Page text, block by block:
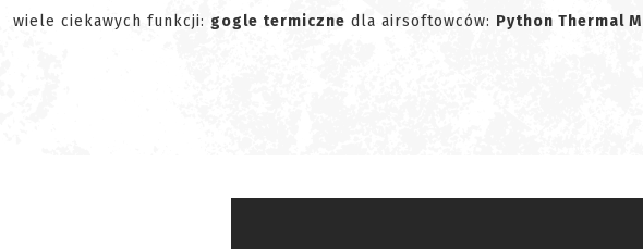
wiele ciekawych funkcji: gogle termiczne dla airsoftowców: Python Thermal